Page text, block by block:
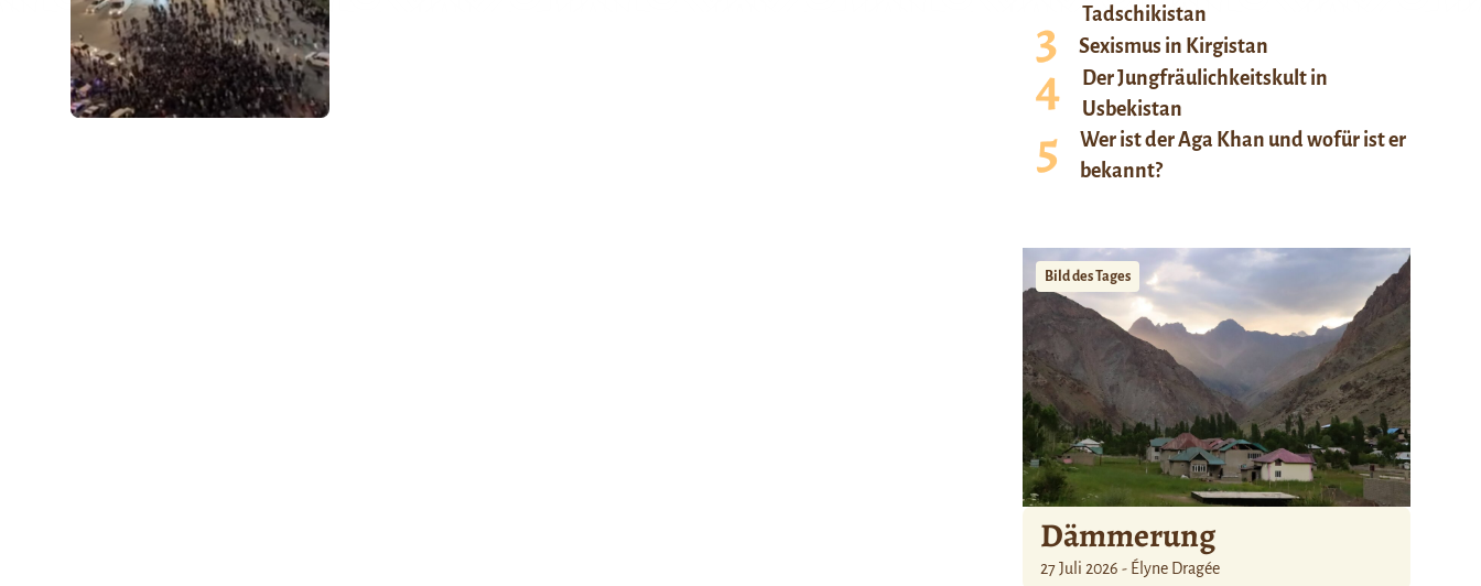
Tadschikistan
Sexismus in Kirgistan
Der Jungfräulichkeitskult in
Usbekistan
Wer ist der Aga Khan und wofür ist er
bekannt?
Bild des Tages
Dämmerung
27 Juli 2026 - Élyne Dragée